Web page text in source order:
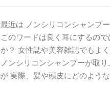
最近は ノンシリコンシャンプ
このワードは良く耳にするので
か？ 女性誌や美容雑誌でもよ
ノンシリコンシャンプーが取
が 実際、髪や頭皮にどのよう